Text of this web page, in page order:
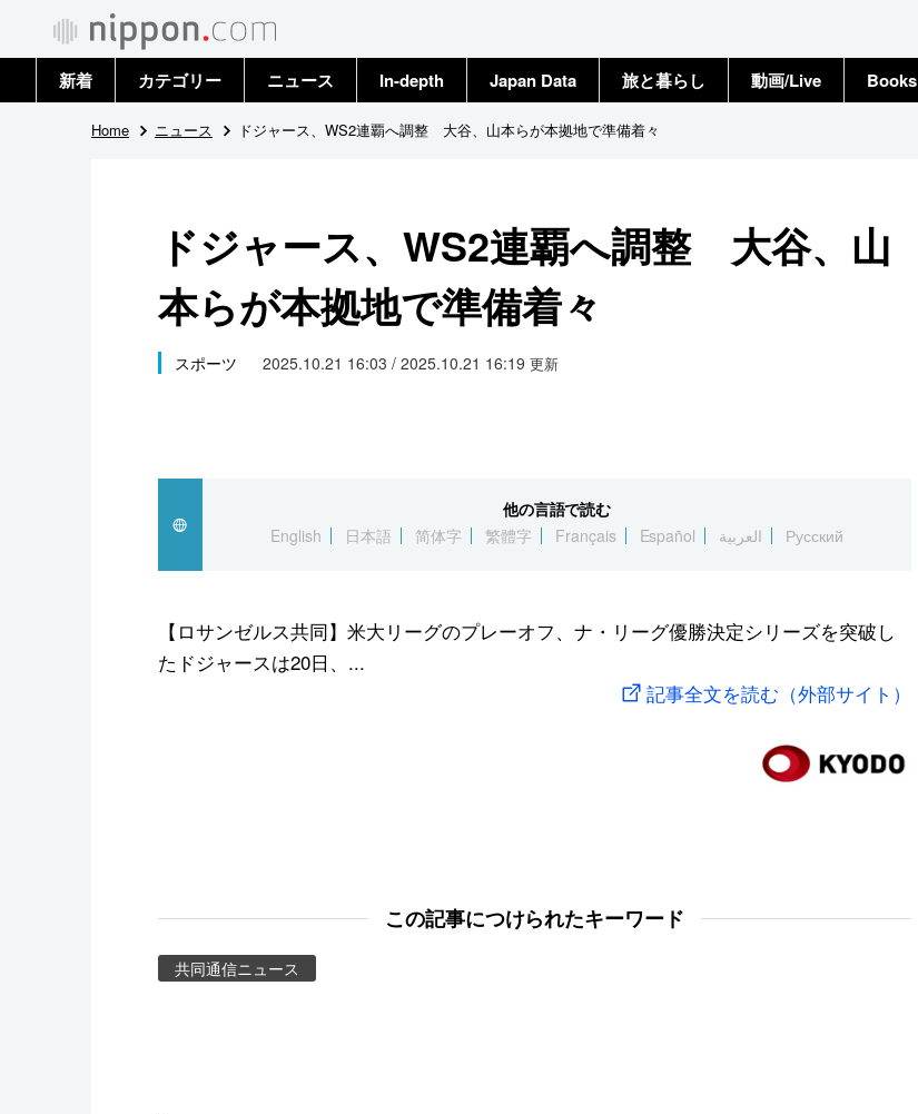
新着 カテゴリー
政治・外交
社会
文化
スポーツ・東京2020
ニュース
トップ
In-depth Japan Data 旅と暮らし 動画/Live Books
Home ニュース ドジャース、WS2連覇へ調整 大谷、山本らが本拠地で準備着々
ドジャース、WS2連覇へ調整 大谷、山
本らが本拠地で準備着々
スポーツ 2025.10.21 16:03 / 2025.10.21 16:19 更新
他の言語で読む
English
日本語 简体字 繁體字 Français Español العربية Русский
【ロサンゼルス共同】米大リーグのプレーオフ、ナ・リーグ優勝決定シリーズを突破し
たドジャースは20日、...
記事全文を読む（外部サイト）
この記事につけられたキーワード
共同通信ニュース